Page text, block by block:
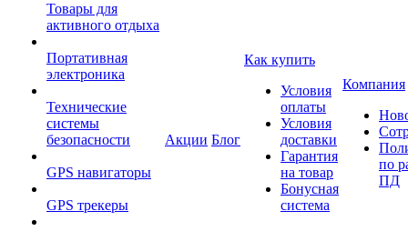
Товары для
активного отдыха
Портативная
электроника
Технические
системы
безопасности
GPS навигаторы
GPS трекеры
Акции Блог
Как купить
Условия
оплаты
Условия
доставки
Гарантия
на товар
Бонусная
система
Компания
по
ПД